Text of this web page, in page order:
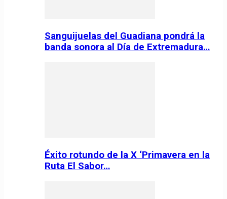
Sanguijuelas del Guadiana pondrá la
banda sonora al Día de Extremadura…
Éxito rotundo de la X ‘Primavera en la
Ruta El Sabor…